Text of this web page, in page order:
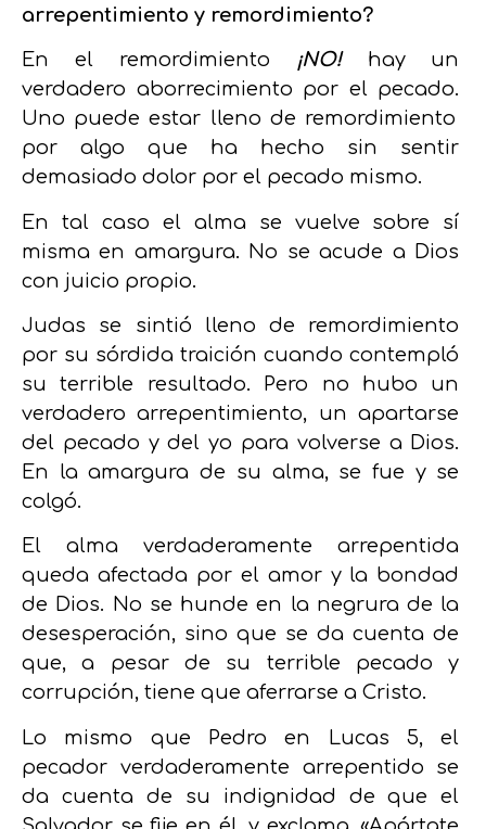
arrepentimiento y remordimiento?
En el remordimiento ¡NO!hay un
verdadero aborrecimiento por el pecado.
Uno puede estar lleno de remordimiento
por algo que ha hecho sin sentir
demasiado dolor por el pecado mismo.
En tal caso el alma se vuelve sobre sí
misma en amargura. No se acude a Dios
con juicio propio.
Judas se sintió lleno de remordimiento
por su sórdida traición cuando contempló
su terrible resultado. Pero no hubo un
verdadero arrepentimiento, un apartarse
del pecado y del yo para volverse a Dios.
En la amargura de su alma, se fue y se
colgó.
El alma verdaderamente arrepentida
queda afectada por el amor y la bondad
de Dios. No se hunde en la negrura de la
desesperación, sino que se da cuenta de
que, a pesar de su terrible pecado y
corrupción, tiene que aferrarse a Cristo.
Lo mismo que Pedro en Lucas 5, el
pecador verdaderamente arrepentido se
da cuenta de su indignidad de que el